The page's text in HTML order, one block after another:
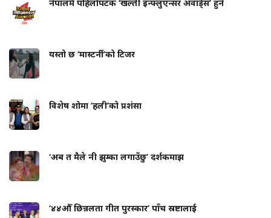
नेपालमै पहिलोपटक ‘खल्ती इन्फ्लुएन्सर अवार्ड्स’ हुने
यस्तो छ ‘मास्टर्नी’को टिजर
विशेष शोमा ‘हली’को प्रशंसा
‘अब त मैले नी झुम्का लगाउँछु’ दर्शकमाझ
‘४४औँ छिन्नलता गीत पुरस्कार’ पाँच स्रष्टालाई